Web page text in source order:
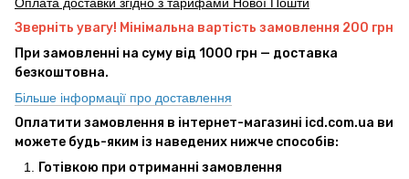
Зверніть увагу! Мінімальна вартість замовлення 200 грн
При замовленні на суму від 1000 грн — доставка
безкоштовна.
Більше інформації про доставлення
Оплатити замовлення в інтернет-магазині icd.com.ua ви
можете будь-яким із наведених нижче способів:
Готівкою при отриманні замовлення